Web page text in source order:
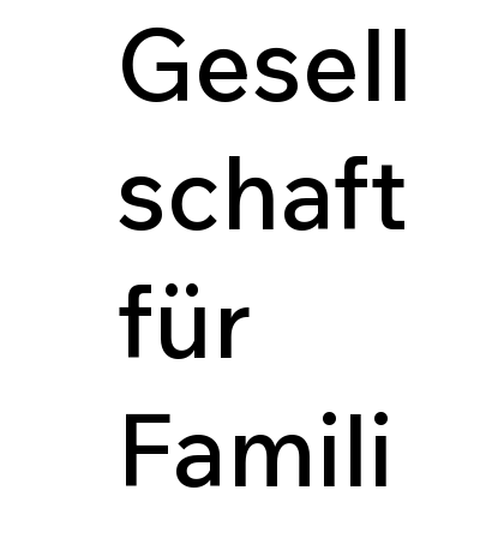
Gesell
schaft
für
Famili